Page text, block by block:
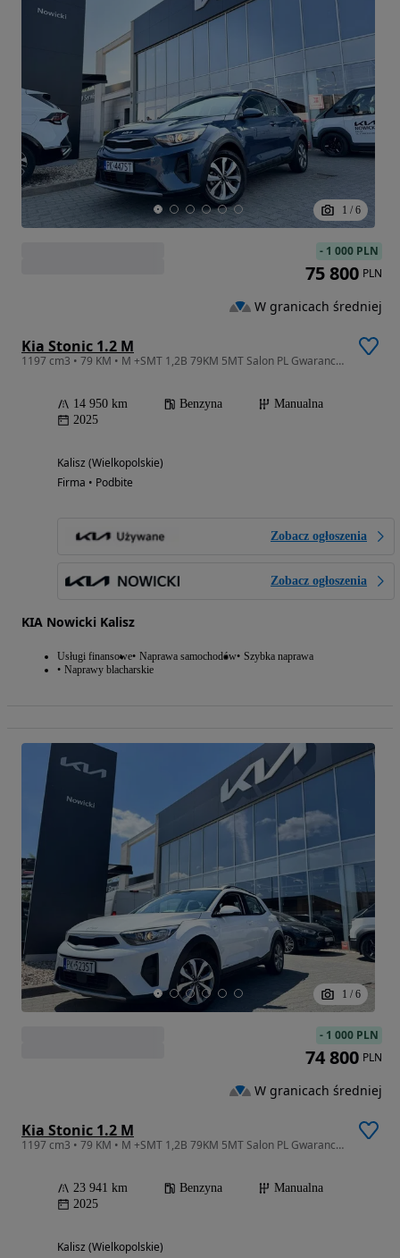
1 / 6
Kia Stonic 1.2 M
1197 cm3 • 79 KM • M +SMT 1,2B 79KM 5MT Salon PL Gwarancja FV23%
14 950 km Benzyna
Manualna
2025
Kalisz (Wielkopolskie)
Firma • Podbite
Zobacz ogłoszenia
Zobacz ogłoszenia
KIA Nowicki Kalisz
Usługi finansowe Naprawa samochodów Szybka naprawa
Naprawy blacharskie
- 1 000 PLN
75 800 PLN
W granicach średniej
1 / 6
Kia Stonic 1.2 M
1197 cm3 • 79 KM • M +SMT 1,2B 79KM 5MT Salon PL Gwarancja FV23%
23 941 km Benzyna
Manualna
2025
Kalisz (Wielkopolskie)
- 1 000 PLN
74 800 PLN
W granicach średniej